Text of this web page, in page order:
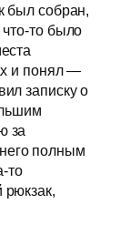
был собран,
то было
и понял —
записку о
за
полным
то
рюкзак,